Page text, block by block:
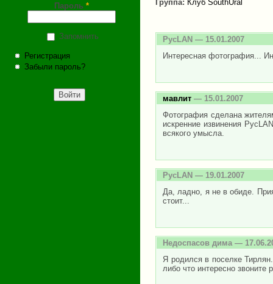
Пароль *
Запомнить
Регистрация
Забыли пароль?
Группа: Клуб SouthUral
РусLAN — 15.01.2007
Интересная фотография...
мавлит — 15.01.2007
Фотография сделана
искренние извинения
всякого умысла.
РусLAN — 19.01.2007
Да, ладно, я не в обиде.
стоит...
Недоспасов дима—
Я родился в поселке
либо что интересно звоните